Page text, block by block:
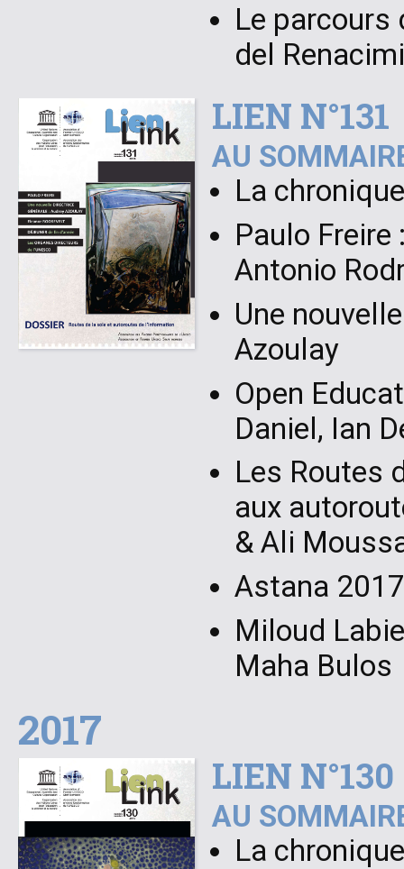
Le parcours
del
LIEN N°131
AU
La
Paulo
Antonio
Une
Azoulay
Open
Daniel, Ian
Les Routes
aux
& Ali
Astana
Miloud
Maha Bulos
2017
LIEN N°130
AU
La